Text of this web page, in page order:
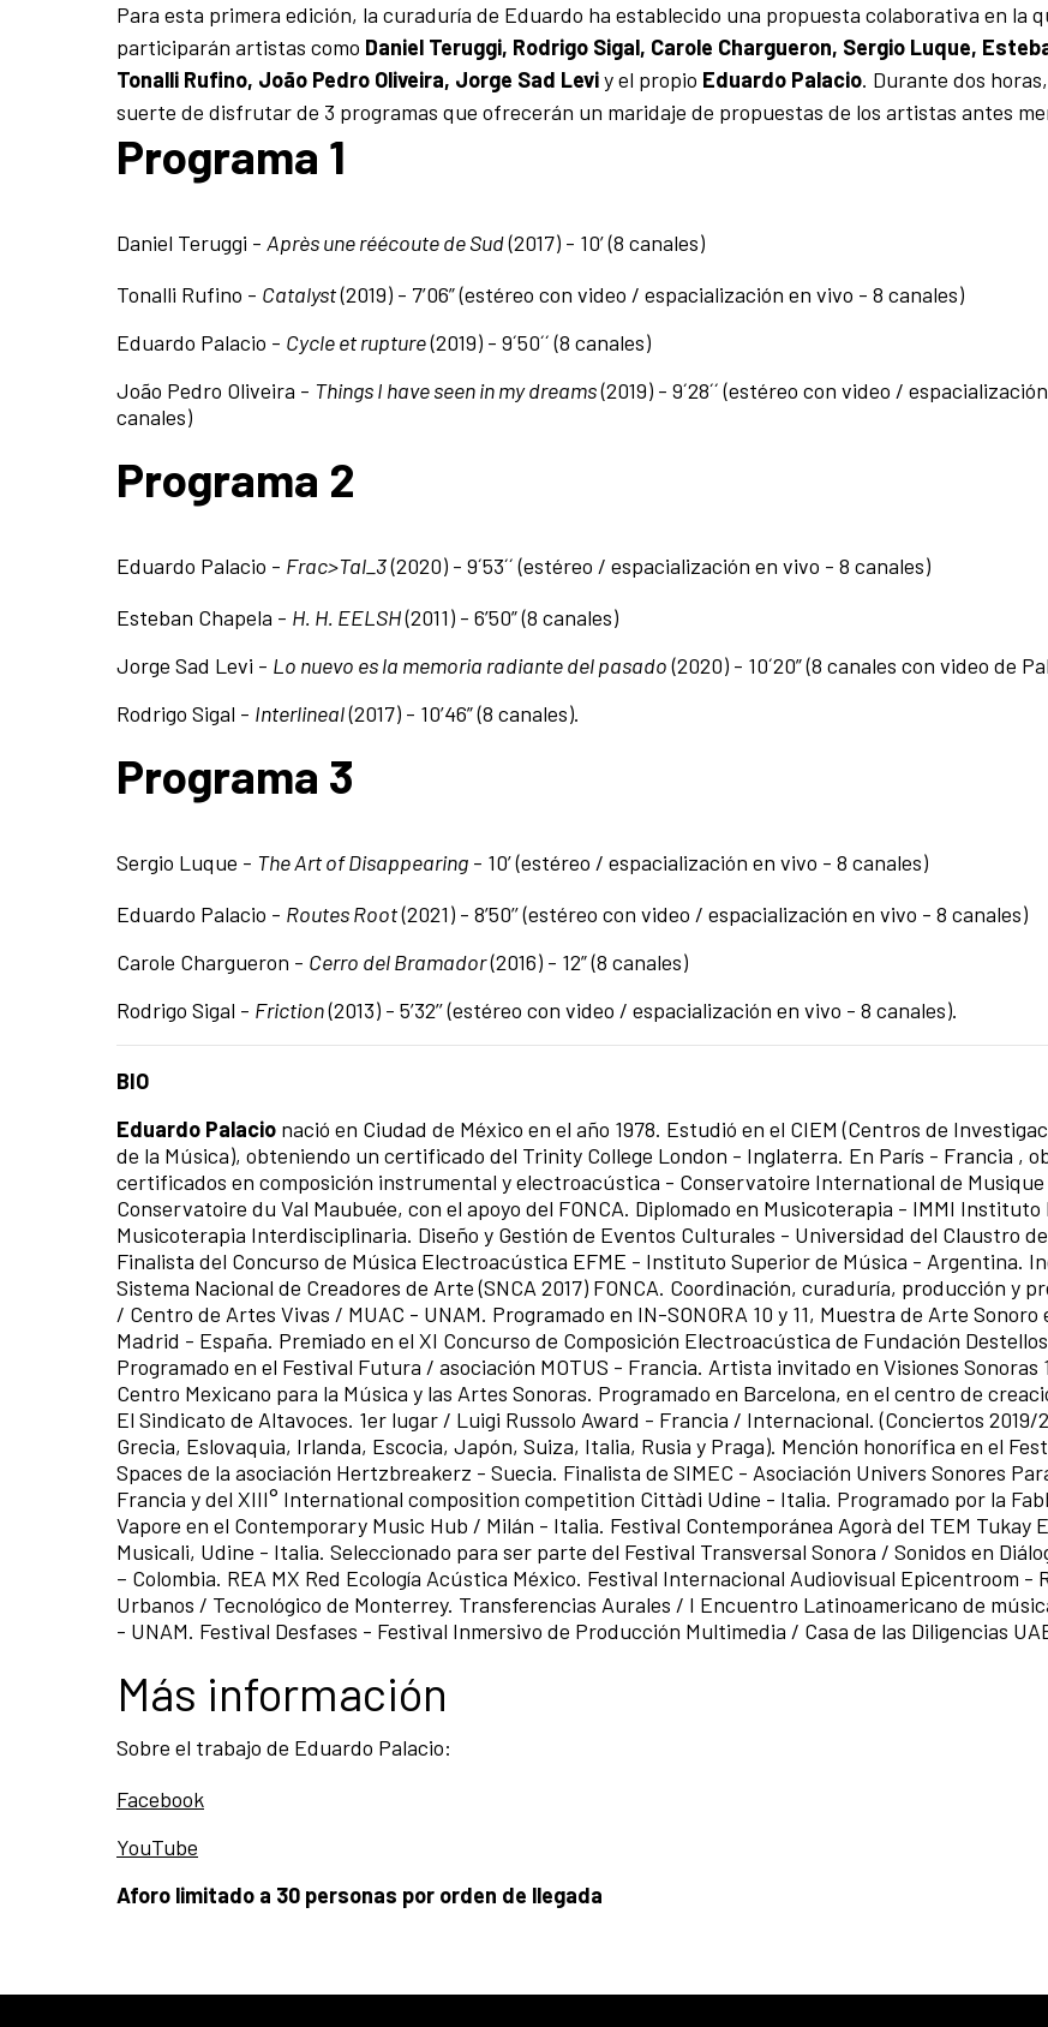
Para esta primera edición, la curaduría de Eduardo ha establecido una propuesta colaborativa en la
participarán artistas como Daniel Teruggi, Rodrigo Sigal, Carole Chargueron, Sergio Luque,
Tonalli Rufino, João Pedro Oliveira, Jorge Sad Leviy el propio Eduardo Palacio. Durante dos
suerte de disfrutar de 3 programas que ofrecerán un maridaje de propuestas de los artistas antes
Programa 1
Daniel Teruggi - Après une réécoute de Sud(2017) - 10’ (8 canales)
Tonalli Rufino - Catalyst(2019) - 7’06” (estéreo con video / espacialización en vivo - 8 canales)
Eduardo Palacio - Cycle et rupture(2019) - 9´50´´ (8 canales)
João Pedro Oliveira - Things I have seen in my dreams(2019) - 9´28´´ (estéreo con video /
canales)
Programa 2
Eduardo Palacio - Frac>Tal_3(2020) - 9´53´´ (estéreo / espacialización en vivo - 8 canales)
Esteban Chapela - H. H. EELSH(2011) - 6’50” (8 canales)
Jorge Sad Levi - Lo nuevo es la memoria radiante del pasado(2020) - 10´20” (8 canales con video de
Rodrigo Sigal - Interlineal(2017) - 10’46” (8 canales).
Programa 3
Sergio Luque - The Art of Disappearing - 10’ (estéreo / espacialización en vivo - 8 canales)
Eduardo Palacio - Routes Root(2021) - 8’50’’ (estéreo con video / espacialización en vivo - 8 canales)
Carole Chargueron - Cerro del Bramador(2016) - 12” (8 canales)
Rodrigo Sigal - Friction(2013) - 5’32’’ (estéreo con video / espacialización en vivo - 8 canales).
BIO
Eduardo Palacio nació en Ciudad de México en el año 1978. Estudió en el CIEM (Centros de
de la Música), obteniendo un certificado del Trinity College London - Inglaterra. En París - Francia ,
certificados en composición instrumental y electroacústica - Conservatoire International de Musique
Conservatoire du Val Maubuée, con el apoyo del FONCA. Diplomado en Musicoterapia - IMMI Instituto
Musicoterapia Interdisciplinaria. Diseño y Gestión de Eventos Culturales - Universidad del Claustro
Finalista del Concurso de Música Electroacústica EFME - Instituto Superior de Música - Argentina.
Sistema Nacional de Creadores de Arte (SNCA 2017) FONCA. Coordinación, curaduría, producción y
/ Centro de Artes Vivas / MUAC - UNAM. Programado en IN-SONORA 10 y 11, Muestra de Arte
Madrid - España. Premiado en el XI Concurso de Composición Electroacústica de Fundación
Programado en el Festival Futura / asociación MOTUS - Francia. Artista invitado en Visiones Sonoras
Centro Mexicano para la Música y las Artes Sonoras. Programado en Barcelona, en el centro de
El Sindicato de Altavoces. 1er lugar / Luigi Russolo Award - Francia / Internacional. (Conciertos 2019/
Grecia, Eslovaquia, Irlanda, Escocia, Japón, Suiza, Italia, Rusia y Praga). Mención honorífica en el
Spaces de la asociación Hertzbreakerz - Suecia. Finalista de SIMEC - Asociación Univers Sonores
Francia y del XIII° International composition competition Cittàdi Udine - Italia. Programado por la
Vapore en el Contemporary Music Hub / Milán - Italia. Festival Contemporánea Agorà del TEM Tukay
Musicali, Udine - Italia. Seleccionado para ser parte del Festival Transversal Sonora / Sonidos en
– Colombia. REA MX Red Ecología Acústica México. Festival Internacional Audiovisual Epicentroom -
Urbanos / Tecnológico de Monterrey. Transferencias Aurales / I Encuentro Latinoamericano de
- UNAM. Festival Desfases - Festival Inmersivo de Producción Multimedia / Casa de las Diligencias
Más información
Sobre el trabajo de Eduardo Palacio:
Facebook
YouTube
Aforo limitado a 30 personas por orden de llegada